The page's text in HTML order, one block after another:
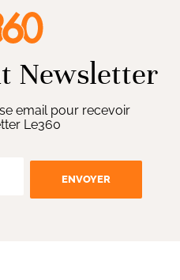
Newsletter
email pour recevoir
Le360
ENVOYER